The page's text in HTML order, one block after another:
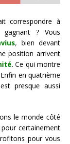
correspondre à
? Vous
, bien devant
position arrivent
. Ce qui montre
en quatrième
presque aussi
le monde côté
certainement
pour vous